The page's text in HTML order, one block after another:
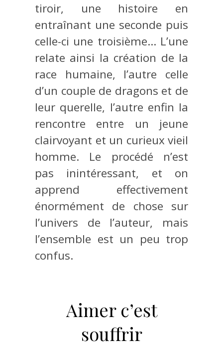
tiroir, une histoire en
entraînant une seconde puis
celle-ci une troisième… L’une
relate ainsi la création de la
race humaine, l’autre celle
d’un couple de dragons et de
leur querelle, l’autre enfin la
rencontre entre un jeune
clairvoyant et un curieux vieil
homme. Le procédé n’est
pas inintéressant, et on
apprend effectivement
énormément de chose sur
l’univers de l’auteur, mais
l’ensemble est un peu trop
confus.
Aimer c’est
souffrir